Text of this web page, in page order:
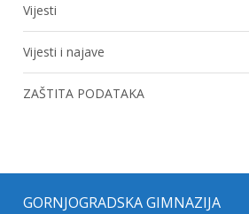
Vijesti
Vijesti i najave
ZAŠTITA PODATAKA
GORNJOGRADSKA GIMNAZIJA